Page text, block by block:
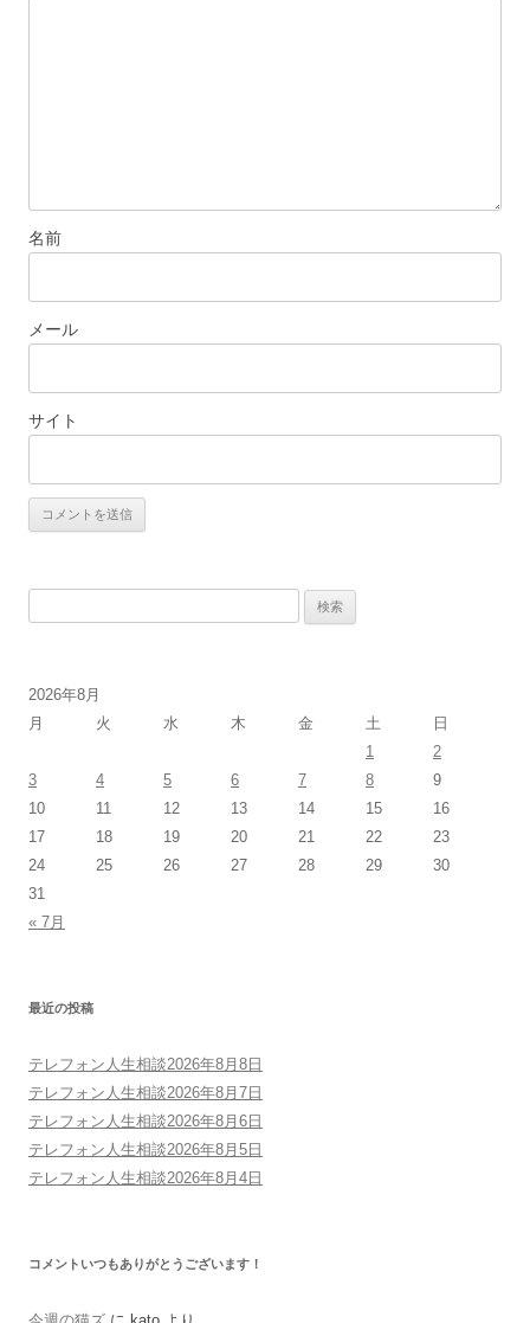
名前
メール
サイト
索:
2026年8月
月
火 水 木 金 土
日
1
2
3
4 5 6 7 8
9
10
11 12 13 14 15
16
17
18 19 20 21 22
23
24
25 26 27 28 29
30
31
« 7月
最近の投稿
テレフォン人生相談2026年8月8日
テレフォン人生相談2026年8月7日
テレフォン人生相談2026年8月6日
テレフォン人生相談2026年8月5日
テレフォン人生相談2026年8月4日
コメントいつもありがとうございます！